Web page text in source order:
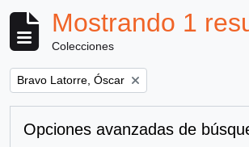
Mostrando 1
Colecciones
Remove filter:
Bravo Latorre, Óscar
Opciones avanzadas de